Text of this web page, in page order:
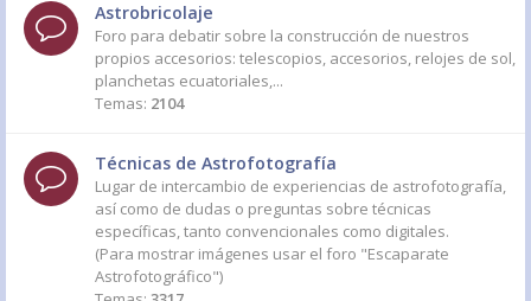
Astrobricolaje
Foro para debatir sobre la construcción de nuestros
propios accesorios: telescopios, accesorios, relojes de sol,
planchetas ecuatoriales,...
Temas: 2104
Técnicas de Astrofotografía
Lugar de intercambio de experiencias de astrofotografía,
así como de dudas o preguntas sobre técnicas
específicas, tanto convencionales como digitales.
(Para mostrar imágenes usar el foro "Escaparate
Astrofotográfico")